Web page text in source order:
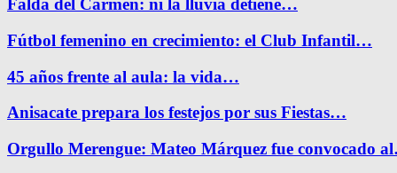
Falda del Carmen: ni la lluvia detiene…
Fútbol femenino en crecimiento: el Club Infantil…
45 años frente al aula: la vida…
Anisacate prepara los festejos por sus Fiestas…
Orgullo Merengue: Mateo Márquez fue convocado